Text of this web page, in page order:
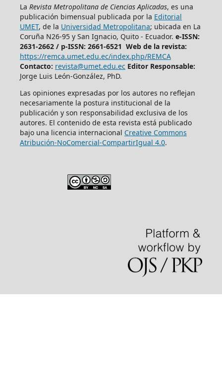
La Revista Metropolitana de Ciencias Aplicadas, es una
publicación bimensual publicada por la Editorial
UMET, de la Universidad Metropolitana; ubicada en La
Coruña N26-95 y San Ignacio, Quito - Ecuador. e-ISSN:
2631-2662 / p-ISSN: 2661-6521 Web de la revista:
https://remca.umet.edu.ec/index.php/REMCA
Contacto: revista@umet.edu.ec Editor Responsable:
Jorge Luis León-González, PhD.
Las opiniones expresadas por los autores no reflejan
necesariamente la postura institucional de la
publicación y son responsabilidad exclusiva de los
autores. El contenido de esta revista está publicado
bajo una licencia internacional Creative Commons
Atribución-NoComercial-CompartirIgual 4.0.